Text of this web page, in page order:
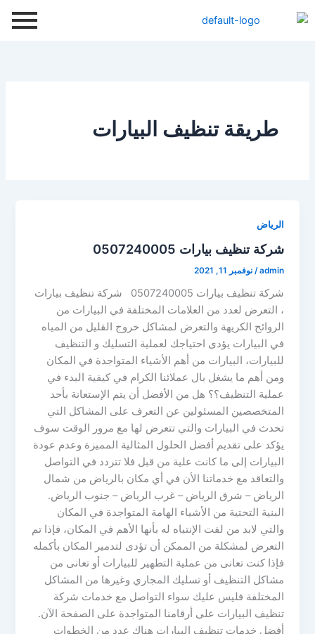
إلى
طريقة تنظيف البيارات
الرياض
شركة تنظيف بيارات 0507240005
admin
/نوفمبر 11, 2021
شركة تنظيف بيارات 0507240005 شركة تنظيف بيارات
، التعرض لعدد من العلامات المختلفة في البيارات من
الروائح الكريهة والتعرض لمشاكل خروج القليل من المياه
في البيارات يؤدى احتياجك لعملية التسليك و التنظيف
للبيارات، البيارات من أهم الأشياء المتواجدة في المكان
ومن أهم ما يشغل بال عملائنا الكرام في كيفية البدء في
عملية التنظيف؟؟ هل من الأفضل أن يتم الإستعانة بأحد
المتخصصين المسئولين عن التعرف على المشاكل التي
تحدث في البيارات والتي تتعرض لها مع مرور الوقت سوف
يؤكد على تقديم أفضل الحلول المثالية المميزة وعدم عودة
البيارات إلى ما كانت علية من قبل فلا تتردد في التواصل
والتعاقد مع خدماتنا الأن في أي مكان بالرياض من شمال
الرياض – شرق الرياض – غرب الرياض – جنوب الرياض.
البنية التحتية من الأشياء الهامة المتواجدة في المكان
والتي لابد من لفت الإنتباه له بأنها الأهم في المكان، فإذا تم
التعرض لمشكلة من الممكن أن تؤدى لتدمير المكان بأكمله
فإذا كنت تعانى من عملية التطهير للبيارات أو تعانى من
مشاكل التنظيف أو تسليك المجاري وغيرها من المشاكل
المختلفة فليس عليك سواء التواصل مع خدمات شركة
تنظيف البيارات على أرقامنا المتواجدة على الصفحة الآن.
أفضل خدمات تنظيف البيارات هناك عدد من الخطوات